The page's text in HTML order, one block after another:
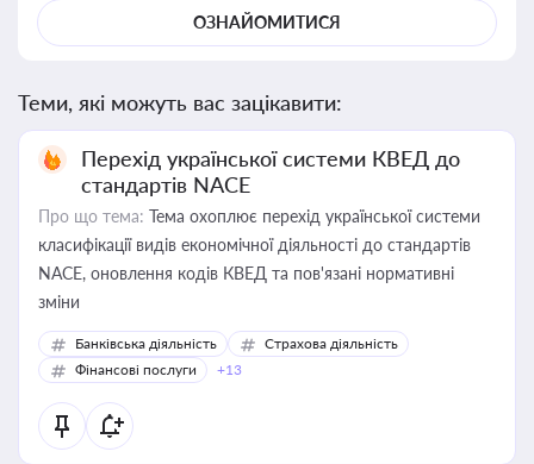
ОЗНАЙОМИТИСЯ
Теми, які можуть вас зацікавити:
Перехід української системи КВЕД до
стандартів NACE
Про що тема: Тема охоплює перехід української системи
класифікації видів економічної діяльності до стандартів
NACE, оновлення кодів КВЕД та пов'язані нормативні
зміни
Банківська діяльність
Страхова діяльність
Фінансові послуги
+13